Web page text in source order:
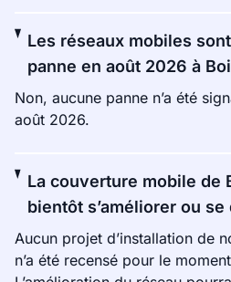
Les réseaux mobiles
panne en août 2026 à
Non, aucune panne n’a été
août 2026.
La couverture mobile de
bientôt s’améliorer ou
Aucun projet d’installation de
n’a été recensé pour le